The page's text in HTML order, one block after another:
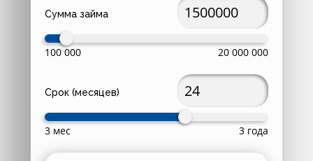
Сумма займа
100 000 20 000 000
Срок (месяцев)
3 мес 3 года